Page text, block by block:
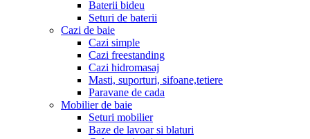
Baterii bideu
Seturi de baterii
Cazi de baie
Cazi simple
Cazi freestanding
Cazi hidromasaj
Masti, suporturi, sifoane,tetiere
Paravane de cada
Mobilier de baie
Seturi mobilier
Baze de lavoar si blaturi